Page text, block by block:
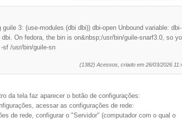
3: (use-modules (dbi dbi)) dbi-open Unbound variable: dbi-
On fedora, the bin is on&nbsp;/usr/bin/guile-snarf3.0, so
sf /usr/bin/guile-sn
(1382) Acessos, criado em 26/03/2026
da tela faz aparecer o botão de configurações:
acessar as configurações de rede:
de rede, configurar o "Servidor" (computador com o qual o